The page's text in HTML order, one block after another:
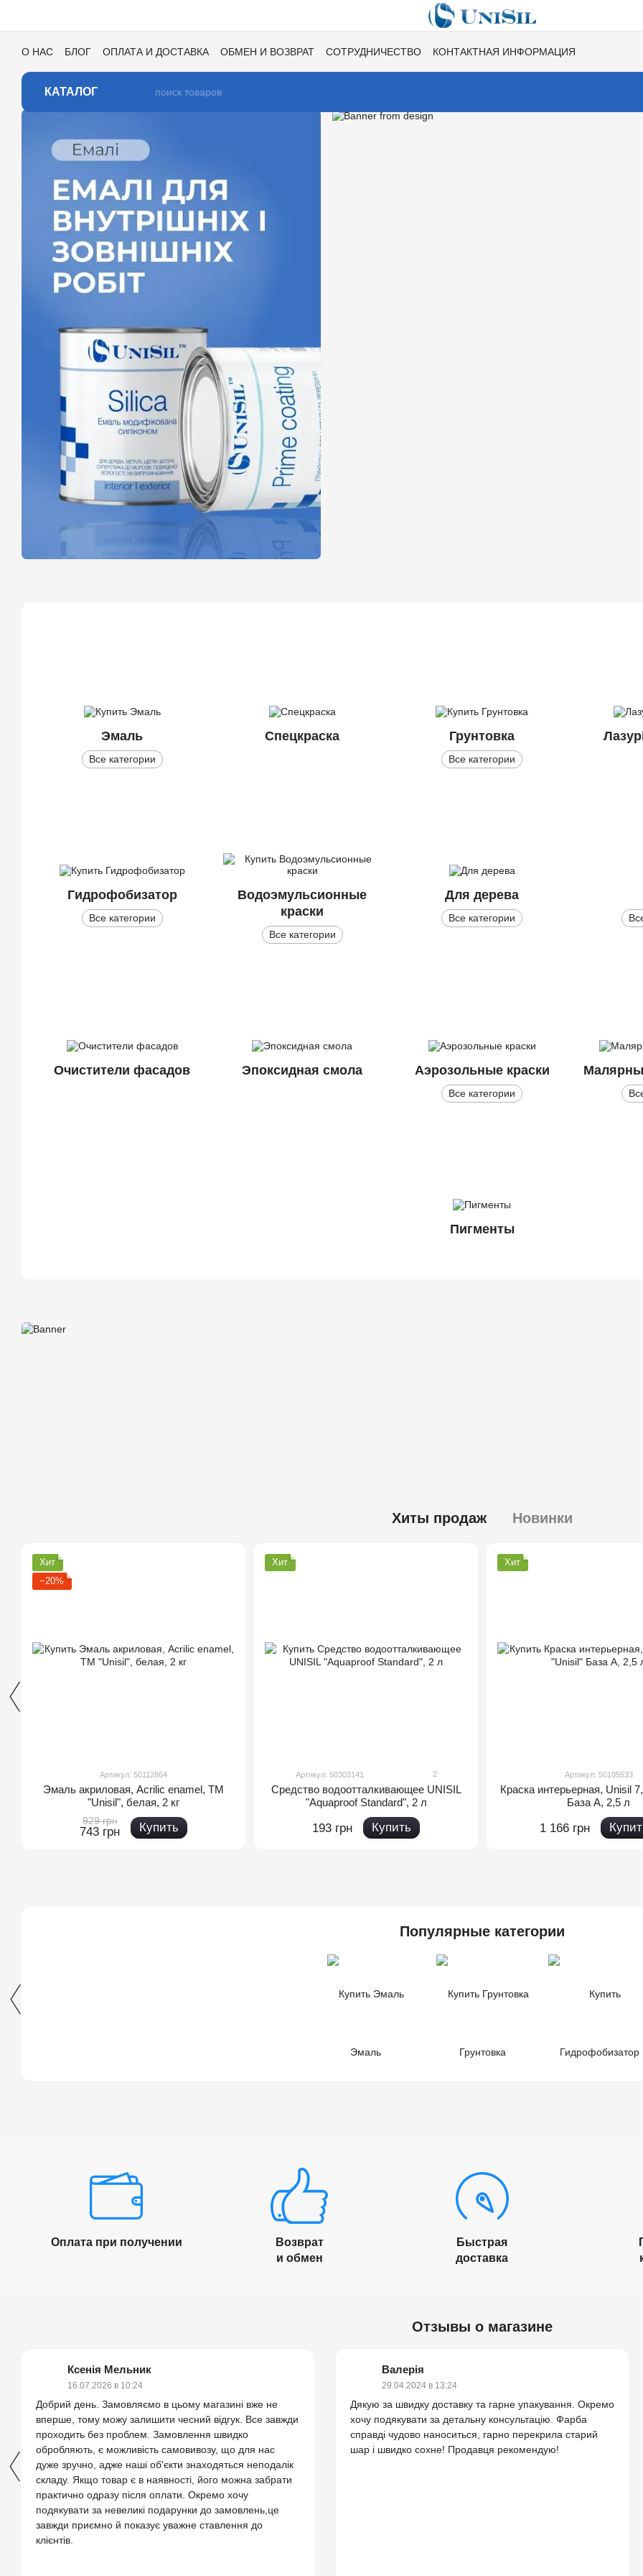
О НАС БЛОГ ОПЛАТА И ДОСТАВКА ОБМЕН И ВОЗВРАТ СОТРУДНИЧЕСТВО
КОНТАКТНАЯ ИНФОРМАЦИЯ
КАТАЛОГ
Эмаль
Все категории
Спецкраска Грунтовка
Все категории
Гидрофобизатор
Все категории
Водоэмульсионные
краски
Все категории
Для дерева
Все категории
Очистители фасадов Эпоксидная смола Аэрозольные краски
Все категории
Пигменты
Хиты продаж Новинки
Хит
−20%
Артикул: 50112864
Эмаль акриловая, Acrilic enamel, TM
"Unisil", белая, 2 кг
929 грн
743 грн Купить
Хит
Артикул: 50303141 2
Средство водоотталкивающее UNISIL
"Aquaproof Standard", 2 л
193 грн Купить
Хит
Артикул: 50105533
Краска интерьерная, Unisil
База А, 2,5 л
1 166 грн
Популярные категории
Эмаль Грунтовка Гидрофобизатор
Оплата при получении
Возврат
и обмен
Быстрая
доставка
Отзывы о магазине
Ксенія Мельник
16.07.2026 в 10:24
Добрий день. Замовляємо в цьому магазині вже не
вперше, тому можу залишити чесний відгук. Все завжди
проходить без проблем. Замовлення швидко
обробляють, є можливість самовивозу, що для нас
дуже зручно, адже наші об'єкти знаходяться неподалік
складу. Якщо товар є в наявності, його можна забрати
практично одразу після оплати. Окремо хочу
подякувати за невеликі подарунки до замовлень,це
завжди приємно й показує уважне ставлення до
клієнтів.
Валерія
29.04.2024 в 13:24
Дякую за швидку доставку та гарне упакування. Окремо
хочу подякувати за детальну консультацію. Фарба
справді чудово наноситься, гарно перекрила старий
шар і швидко сохне! Продавця рекомендую!